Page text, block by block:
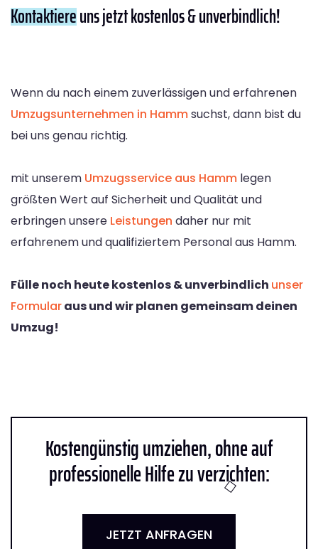
Kontaktiereuns jetzt kostenlos & unverbindlich!
Wenn du nach einem zuverlässigen und erfahrenen
Umzugsunternehmen in Hammsuchst, dann bist du
bei uns genau richtig.
mit unserem Umzugsservice aus Hamm legen
größten Wert auf Sicherheit und Qualität und
erbringen unsere Leistungen daher nur mit
erfahrenem und qualifiziertem Personal aus Hamm.
Fülle noch heute kostenlos & unverbindlich unser
Formularaus und wir planen gemeinsam deinen
Umzug!
Kostengünstig umziehen, ohne auf
professionelle Hilfe zu verzichten:
JETZT ANFRAGEN